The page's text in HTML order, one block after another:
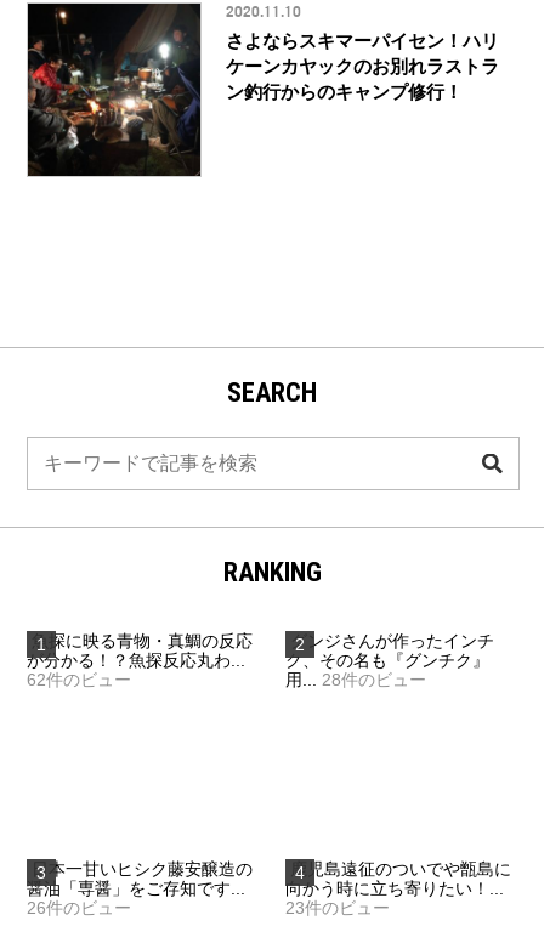
2020.11.10
さよならスキマーパイセン！ハリ
ケーンカヤックのお別れラストラ
ン釣行からのキャンプ修行！
SEARCH
RANKING
魚探に映る青物・真鯛の反応
が分かる！？魚探反応丸わ...
62件のビュー
グンジさんが作ったインチ
ク、その名も『グンチク』
用...
28件のビュー
日本一甘いヒシク藤安醸造の
醤油「専醤」をご存知です...
26件のビュー
鹿児島遠征のついでや甑島に
向かう時に立ち寄りたい！...
23件のビュー